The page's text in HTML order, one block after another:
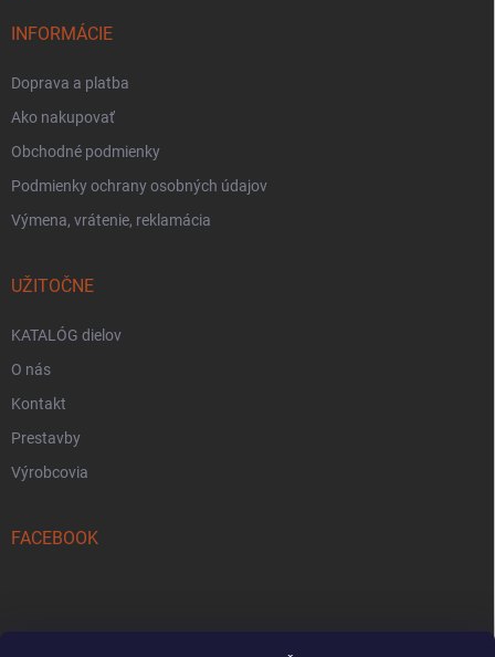
INFORMÁCIE
Doprava a platba
Ako nakupovať
Obchodné podmienky
Podmienky ochrany osobných údajov
Výmena, vrátenie, reklamácia
UŽITOČNE
KATALÓG dielov
O nás
Kontakt
Prestavby
Výrobcovia
FACEBOOK